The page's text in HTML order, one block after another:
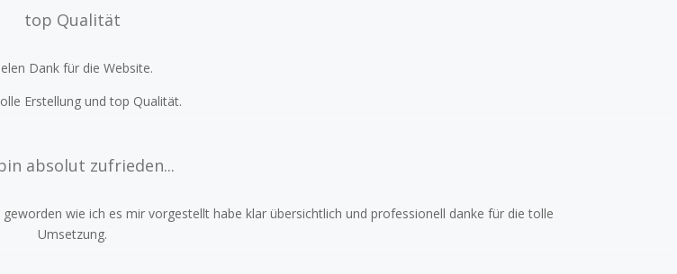
top Qualität
Dank für die Website.
Erstellung und top Qualität.
absolut zufrieden...
wie ich es mir vorgestellt habe klar übersichtlich und professionell danke für die tolle
Umsetzung.